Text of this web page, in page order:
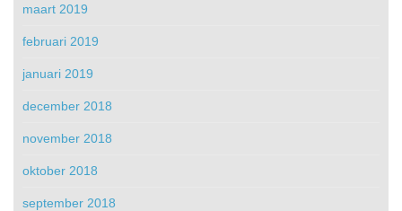
maart 2019
februari 2019
januari 2019
december 2018
november 2018
oktober 2018
september 2018